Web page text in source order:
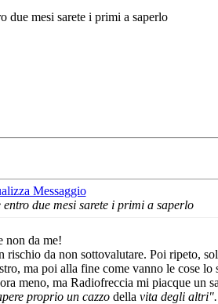
due mesi sarete i primi a saperlo
due mesi sarete i primi a saperlo
non da me!
da non sottovalutare. Poi ripeto,
ma poi alla fine come vanno le cose lo
meno, ma Radiofreccia mi piacque un
proprio un cazzodella vita degli altri".